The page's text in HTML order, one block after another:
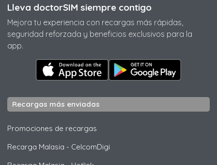
Lleva doctorSIM siempre contigo
Mejora tu experiencia con recargas más rápidas,
seguridad reforzada y beneficios exclusivos para la
app.
Recargas más enviadas
Promociones de recargas
Recarga Malasia - CelcomDigi